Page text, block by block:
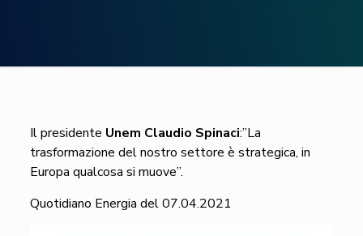
Il presidente Unem Claudio Spinaci:”La
trasformazione del nostro settore è strategica, in
Europa qualcosa si muove”.
Quotidiano Energia del 07.04.2021